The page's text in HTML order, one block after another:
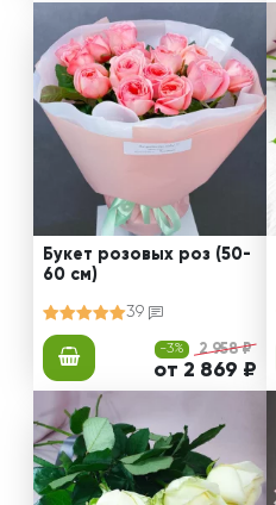
Букет розовых роз (50-
60 см)
39
-3% 2 958 ₽
от 2 869 ₽